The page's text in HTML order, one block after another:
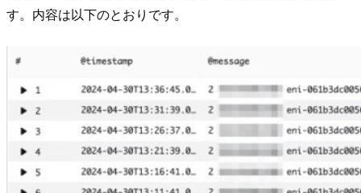
す。内容は以下のとおりです。